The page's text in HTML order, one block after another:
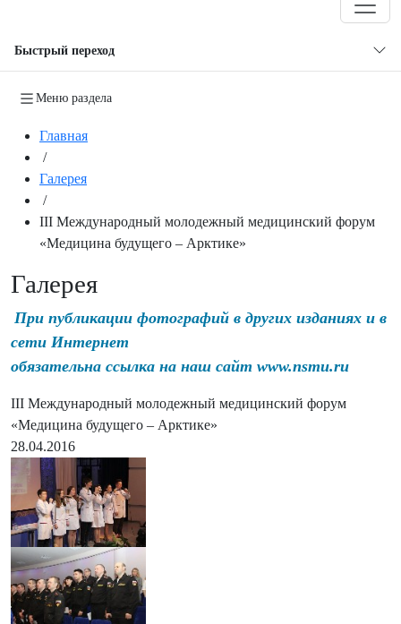
Быстрый переход
Меню раздела
Главная
/
Галерея
/
III Международный молодежный медицинский форум
«Медицина будущего – Арктике»
Галерея
При публикации фотографий в других изданиях и в
сети Интернет
обязательна ссылка на наш сайт www.nsmu.ru
III Международный молодежный медицинский форум
«Медицина будущего – Арктике»
28.04.2016